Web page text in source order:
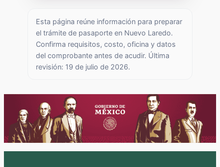
Esta página reúne información para preparar
el trámite de pasaporte en Nuevo Laredo.
Confirma requisitos, costo, oficina y datos
del comprobante antes de acudir. Última
revisión: 19 de julio de 2026.